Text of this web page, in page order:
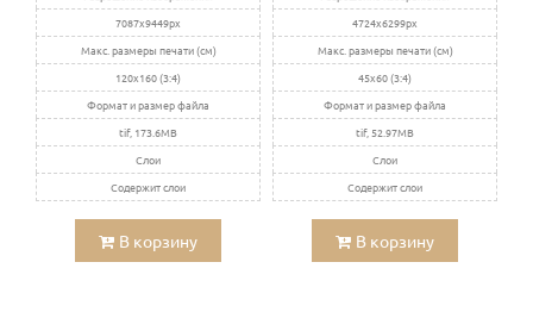
7087x9449px
Макс. размеры печати (см)
120x160 (3:4)
Формат и размер файла
tif, 173.6MB
Слои
Содержит слои
В корзину
4724x6299px
Макс. размеры печати (см)
45x60 (3:4)
Формат и размер файла
tif, 52.97MB
Слои
Содержит слои
В корзину